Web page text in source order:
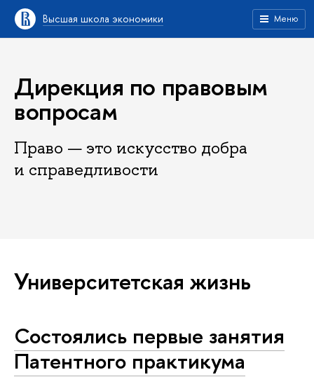
Высшая школа экономики Меню
Дирекция по правовым
вопросам
Право — это искусство добра
и справедливости
Университетская жизнь
Состоялись первые занятия
Патентного практикума